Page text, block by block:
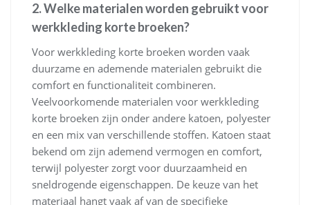
2. Welke materialen worden gebruikt voor
werkkleding korte broeken?
Voor werkkleding korte broeken worden vaak
duurzame en ademende materialen gebruikt die
comfort en functionaliteit combineren.
Veelvoorkomende materialen voor werkkleding
korte broeken zijn onder andere katoen, polyester
en een mix van verschillende stoffen. Katoen staat
bekend om zijn ademend vermogen en comfort,
terwijl polyester zorgt voor duurzaamheid en
sneldrogende eigenschappen. De keuze van het
materiaal hangt vaak af van de specifieke